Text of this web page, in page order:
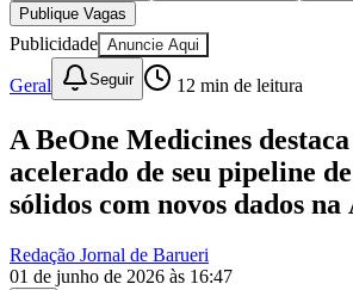
Bragantino
Publique Vagas
Publicidade Anuncie Aqui
Geral Seguir 12 min de leitura
A BeOne Medicines
acelerado de seu pipeline
sólidos com novos dados na
Redação Jornal de Barueri
01 de junho de 2026 às 16:47